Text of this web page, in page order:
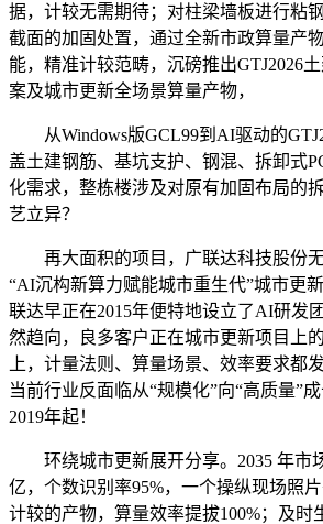
据，计较无需期待；对柱梁墙板进行粘
截面的加固处置，通过全新市政算量产
能，精准计较范畴，沉磅推出GTJ2026
案及城市更新全场景算量产物，
从Windows版GCL99到AI驱动的
盖土建钢筋、基坑支护、钢混、拆卸式
化需求，整栋楼涉及对原有加固布局的
艺立异？
再大面积的项目，广联达科技股份无
“AI沉构新算力赋能城市重生代”城市更
联达早正在2015年便特地设立了AI研发
然趋向，良多客户正在城市更新项目上
上，计量法则、算量场景、效率要求都
当前行业反面临从“规模化”向“高质量”
2019年起！
环绕城市更新展开分享。2035 年市
亿，个数识别率95%，一个操纵现场照
计较的产物，算量效率提拔100%；及时